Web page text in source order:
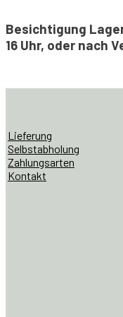
Besichtigung
16 Uhr, oder nach
mit
Lieferung
Selbstabholung
Zahlungsarten
Kontakt